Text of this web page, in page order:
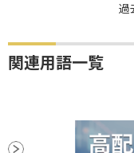
過
関連用語一覧